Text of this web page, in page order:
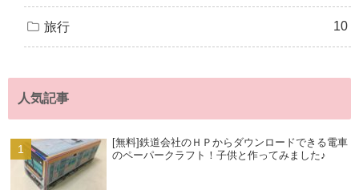
旅行 10
人気記事
[無料]鉄道会社のＨＰからダウンロードできる電車
のペーパークラフト！子供と作ってみました♪